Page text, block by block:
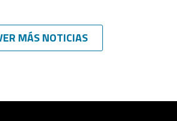
MÁS NOTICIAS